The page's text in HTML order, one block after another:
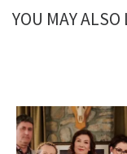
YOU MAY ALSO